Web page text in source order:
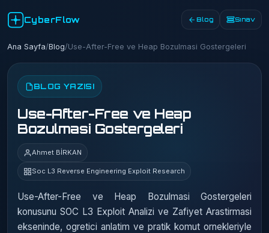
CyberFlow Blog Sınav
Ana Sayfa/Blog/Use-After-Free ve Heap Bozulmasi Gostergeleri
BLOG YAZISI
Use-After-Free ve Heap
Bozulmasi Gostergeleri
Ahmet BİRKAN
Soc L3 Reverse Engineering Exploit Research
Use-After-Free ve Heap Bozulmasi Gostergeleri
konusunu SOC L3 Exploit Analizi ve Zafiyet Arastirmasi
ekseninde, ogretici anlatim ve pratik komut ornekleriyle